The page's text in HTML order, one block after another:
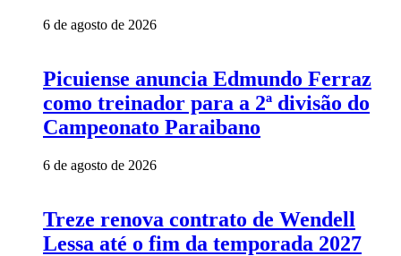
6 de agosto de 2026
Picuiense anuncia Edmundo Ferraz
como treinador para a 2ª divisão do
Campeonato Paraibano
6 de agosto de 2026
Treze renova contrato de Wendell
Lessa até o fim da temporada 2027